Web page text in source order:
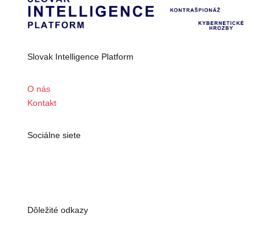
Slovak Intelligence Platform
O nás
Kontakt
Sociálne siete
Dôležité odkazy